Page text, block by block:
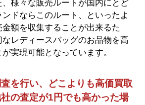
様々な販売ルートが国内にとど
ドならこのルート、といったよ
金額を収集することが出来るた
レディースバッグのお品物を高
実現可能となっています。
を行い、どこよりも高価買取
の査定が1円でも高かった場